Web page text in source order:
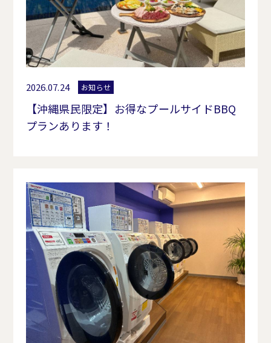
2026.07.24 お知らせ
【沖縄県民限定】お得なプールサイドBBQ
プランあります！